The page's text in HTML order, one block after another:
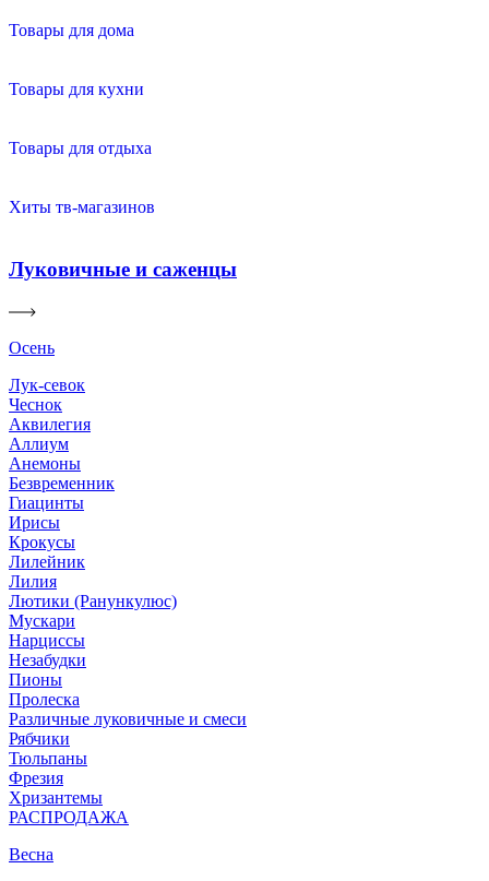
Товары для дома
Товары для кухни
Товары для отдыха
Хиты тв-магазинов
Луковичные и саженцы
Осень
Лук-севок
Чеснок
Аквилегия
Аллиум
Анемоны
Безвременник
Гиацинты
Ирисы
Крокусы
Лилейник
Лилия
Лютики (Ранункулюс)
Мускари
Нарцисcы
Незабудки
Пионы
Пролеска
Различные луковичные и смеси
Рябчики
Тюльпаны
Фрезия
Хризантемы
РАСПРОДАЖА
Весна